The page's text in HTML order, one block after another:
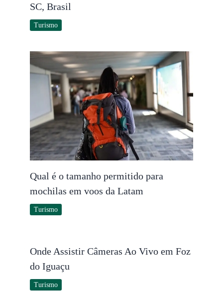
SC, Brasil
Turismo
Qual é o tamanho permitido para
mochilas em voos da Latam
Turismo
Onde Assistir Câmeras Ao Vivo em Foz
do Iguaçu
Turismo